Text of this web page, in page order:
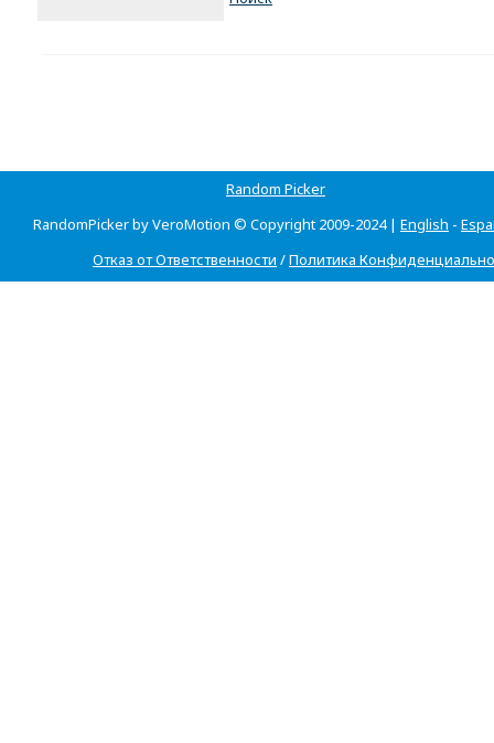
Random Picker
RandomPicker by VeroMotion © Copyright 2009-2024 | English -
Отказ от Ответственности /Политика